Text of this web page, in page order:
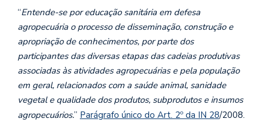
“Entende-se por educação sanitária em defesa
agropecuária o processo de disseminação, construção e
apropriação de conhecimentos, por parte dos
participantes das diversas etapas das cadeias produtivas
associadas às atividades agropecuárias e pela população
em geral, relacionados com a saúde animal, sanidade
vegetal e qualidade dos produtos, subprodutos e insumos
agropecuários.” Parágrafo único do Art. 2º da IN 28/2008.